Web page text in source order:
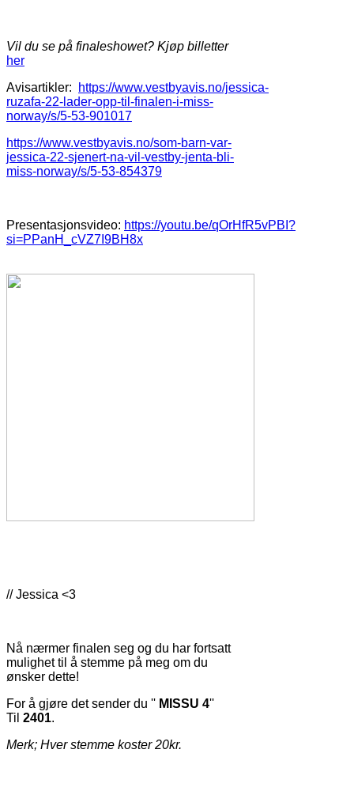
Vil du se på finaleshowet? Kjøp billetter
her
Avisartikler:
https://www.vestbyavis.no/jessica-
ruzafa-22-lader-opp-til-finalen-i-miss-
norway/s/5-53-901017
https://www.vestbyavis.no/som-barn-var-
jessica-22-sjenert-na-vil-vestby-jenta-bli-
miss-norway/s/5-53-854379
Presentasjonsvideo: https://youtu.be/qOrHfR5vPBI?
si=PPanH_cVZ7I9BH8x
// Jessica <3
Nå nærmer finalen seg og du har fortsatt
mulighet til å stemme på meg om du
ønsker dette!
For å gjøre det sender du '' MISSU 4''
Til 2401.
Merk; Hver stemme koster 20kr.